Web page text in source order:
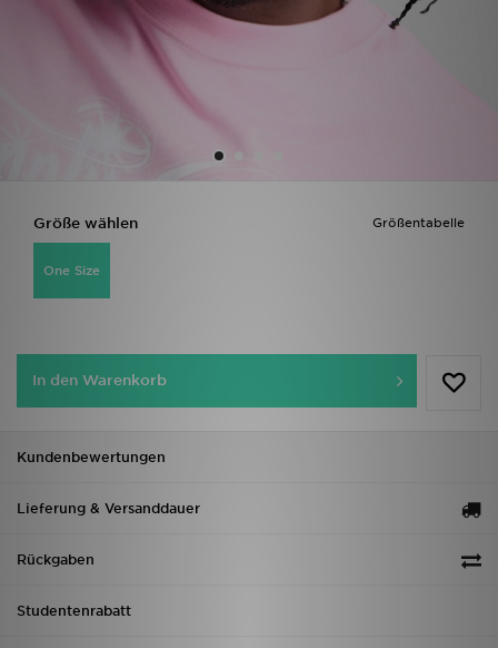
Größentabelle
Größe wählen
One Size
In den Warenkorb
Kundenbewertungen
Lieferung & Versanddauer
Rückgaben
Studentenrabatt
Hilfe & Kontakt
Geschenkgutschein